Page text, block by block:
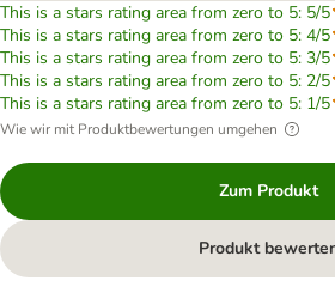
This is a stars rating area from zero to 5: 5/5
This is a stars rating area from zero to 5: 4/5
This is a stars rating area from zero to 5: 3/5
This is a stars rating area from zero to 5: 2/5
This is a stars rating area from zero to 5: 1/5
Wie wir mit Produktbewertungen umgehen
Zum Produkt
Produkt